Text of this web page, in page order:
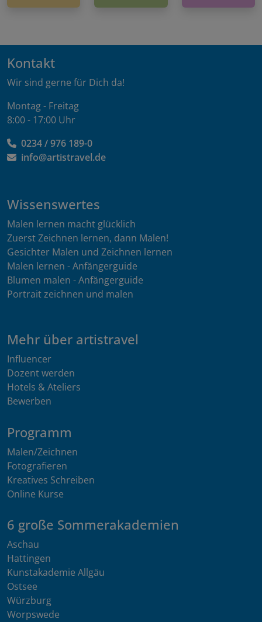
Kontakt
Wir sind gerne für Dich da!
Montag - Freitag
8:00 - 17:00 Uhr
0234 / 976 189-0
info@artistravel.de
Wissenswertes
Malen lernen macht glücklich
Zuerst Zeichnen lernen, dann Malen!
Gesichter Malen und Zeichnen lernen
Malen lernen - Anfängerguide
Blumen malen - Anfängerguide
Portrait zeichnen und malen
Mehr über artistravel
Influencer
Dozent werden
Hotels & Ateliers
Bewerben
Programm
Malen/Zeichnen
Fotografieren
Kreatives Schreiben
Online Kurse
6 große Sommerakademien
Aschau
Hattingen
Kunstakademie Allgäu
Ostsee
Würzburg
Worpswede